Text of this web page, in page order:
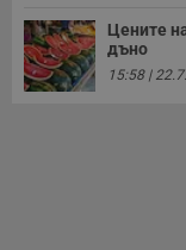
Цените
дъно
15:58 |